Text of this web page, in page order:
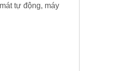
tự động, máy